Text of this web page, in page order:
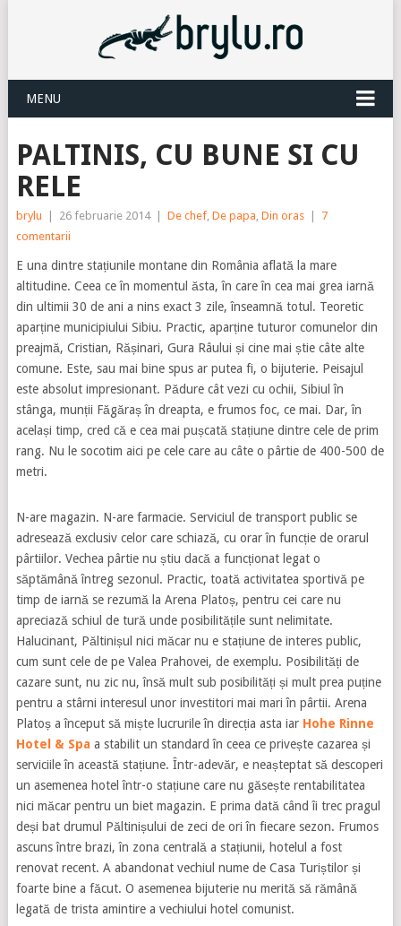
MENU
PALTINIS, CU BUNE SI CU
RELE
brylu 26 februarie 2014 De chef, De papa, Din oras
7
comentarii
E una dintre stațiunile montane din România aflată la mare
altitudine. Ceea ce în momentul ăsta, în care în cea mai grea iarnă
din ultimii 30 de ani a nins exact 3 zile, înseamnă totul. Teoretic
aparține municipiului Sibiu. Practic, aparține tuturor comunelor din
preajmă, Cristian, Rășinari, Gura Râului și cine mai știe câte alte
comune. Este, sau mai bine spus ar putea fi, o bijuterie. Peisajul
este absolut impresionant. Pădure cât vezi cu ochii, Sibiul în
stânga, munții Făgăraș în dreapta, e frumos foc, ce mai. Dar, în
același timp, cred că e cea mai pușcată stațiune dintre cele de prim
rang. Nu le socotim aici pe cele care au câte o pârtie de 400-500 de
metri.
N-are magazin. N-are farmacie. Serviciul de transport public se
adresează exclusiv celor care schiază, cu orar în funcție de orarul
pârtiilor. Vechea pârtie nu știu dacă a funcționat legat o
săptămână întreg sezonul. Practic, toată activitatea sportivă pe
timp de iarnă se rezumă la Arena Platoș, pentru cei care nu
apreciază schiul de tură unde posibilitățile sunt nelimitate.
Halucinant, Păltinișul nici măcar nu e stațiune de interes public,
cum sunt cele de pe Valea Prahovei, de exemplu. Posibilități de
cazare sunt, nu zic nu, însă mult sub posibilități și mult prea puține
pentru a stârni interesul unor investitori mai mari în pârtii. Arena
Platoș a început să miște lucrurile în direcția asta iar Hohe Rinne
Hotel & Spa a stabilit un standard în ceea ce privește cazarea și
serviciile în această stațiune. Într-adevăr, e neașteptat să descoperi
un asemenea hotel într-o stațiune care nu găsește rentabilitatea
nici măcar pentru un biet magazin. E prima dată când îi trec pragul
deși bat drumul Păltinișului de zeci de ori în fiecare sezon. Frumos
ascuns între brazi, în zona centrală a stațiunii, hotelul a fost
renovat recent. A abandonat vechiul nume de Casa Turiștilor și
foarte bine a făcut. O asemenea bijuterie nu merită să rămână
legată de trista amintire a vechiului hotel comunist.